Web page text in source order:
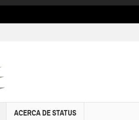
ACERCA DE STATUS